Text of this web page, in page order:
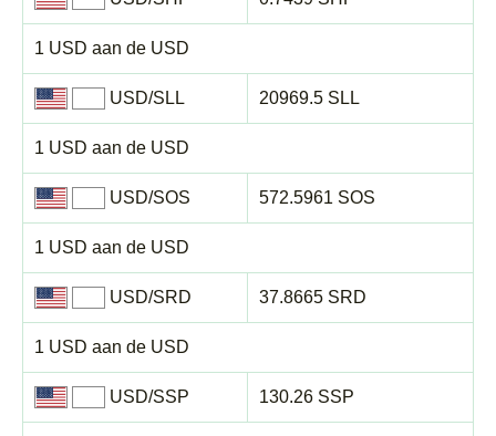
1 USD aan de USD
USD/SLL
1 USD aan de USD
20969.5 SLL
USD/SOS
1 USD aan de USD
572.5961 SOS
USD/SRD
1 USD aan de USD
37.8665 SRD
USD/SSP 130.26 SSP